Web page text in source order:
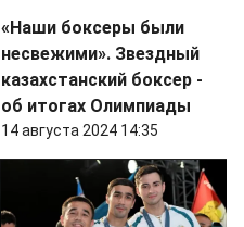
«Наши боксеры были
несвежими». Звездный
казахстанский боксер -
об итогах Олимпиады
14 августа 2024 14:35